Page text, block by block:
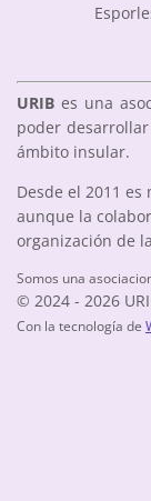
URIB es una
poder
ámbito insular.
Desde el 2011
aunque la
organización de la
Somos una
© 2024 - 2026
Con la tecnología de